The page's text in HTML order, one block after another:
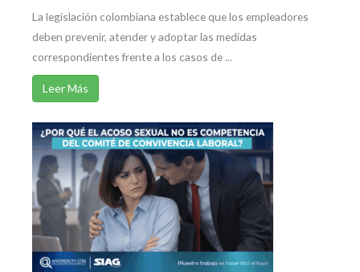
La legislación colombiana establece que los empleadores
deben prevenir, atender y adoptar las medidas
correspondientes frente a los casos de ...
Leer Más